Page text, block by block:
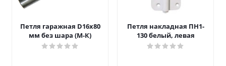
Петля гаражная D16х80
мм без шара (М-К)
Петля накладная ПН1-
130 белый, левая